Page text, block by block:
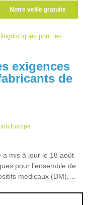
pour les
exigences
de
Notre veille gratuite
Europe
a mis à jour le 18 août
pour l’ensemble de
médicaux (DM),…